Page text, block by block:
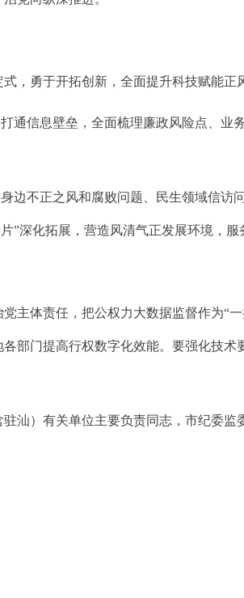
勇于开拓创新，全面提升科技赋能正
通信息壁垒，全面梳理廉政风险点、业
边不正之风和腐败问题、民生领域信
深化拓展，营造风清气正发展环境，服
体责任，把公权力大数据监督作为“一
部门提高行权数字化效能。要强化技
）有关单位主要负责同志，市纪委监